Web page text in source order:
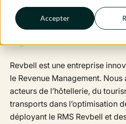
Accepter
Sales
Qui
Revbell est une entreprise
le Revenue Management.
acteurs de l’hôtellerie, du
transports dans l’optimisation
déployant le RMS Revbell et